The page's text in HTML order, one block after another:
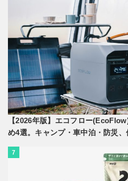
【2026年版】エコフロー
め4選。キャンプ・車中泊・防災
7